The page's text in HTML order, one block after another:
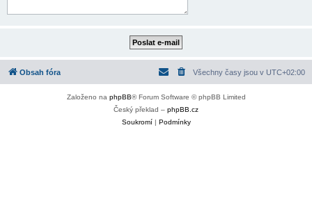
Obsah fóra Všechny časy jsou v UTC+02:00
Založeno na phpBB® Forum Software © phpBB Limited
Český překlad – phpBB.cz
Soukromí| Podmínky